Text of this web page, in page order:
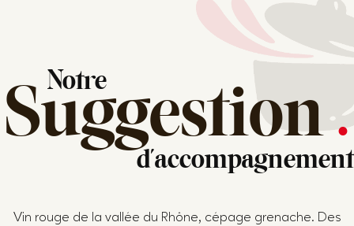
Notre
Suggestion .
d'accompagnement
Vin rouge de la vallée du Rhône, cépage grenache. Des